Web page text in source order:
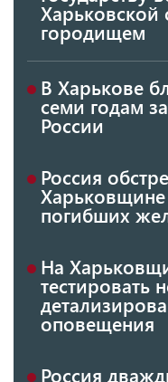
Харьковской
городищем
В Харькове
семи годам
России
Россия
погибших
На
тестировать
оповещения
Россия